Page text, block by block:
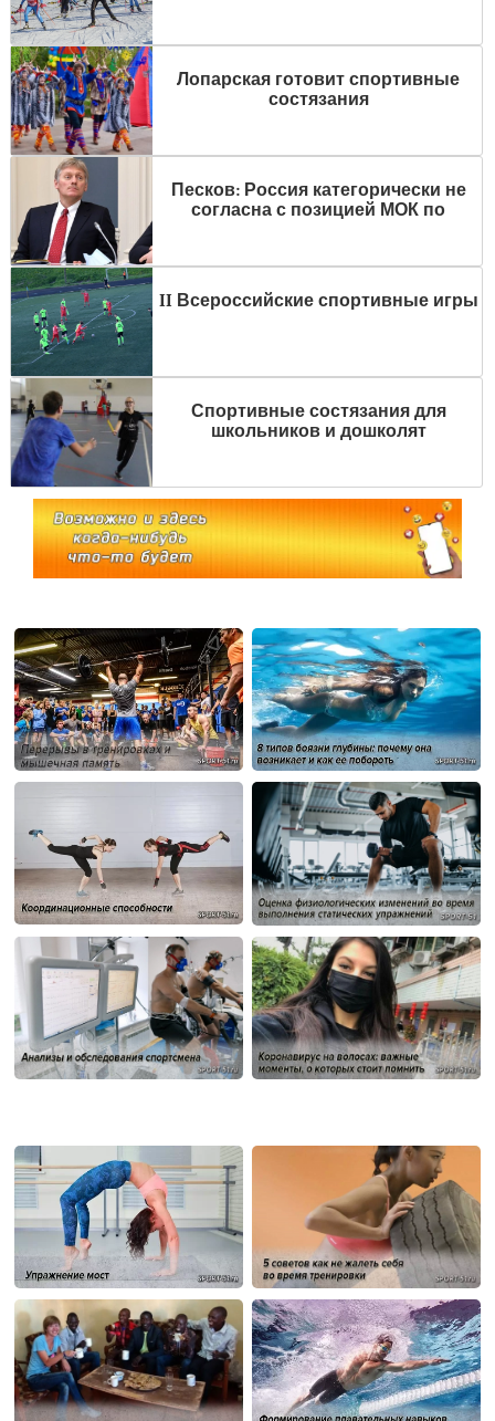
Лопарская готовит спортивные
состязания
Песков: Россия категорически не
согласна с позицией МОК по
II Всероссийские спортивные игры
Спортивные состязания для
школьников и дошколят